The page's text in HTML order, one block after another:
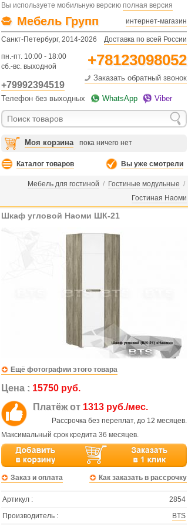
Вы используете мобильную версию полная версия
Мебель Групп интернет-магазин
Санкт-Петербург, 2014-2026 Доставка по всей России
пн.-пт. 10:00 - 18:00
сб.-вс. выходной
+78123098052
+79992394519
Заказать обратный звонок
Телефон без выходных WhatsApp Viber
Моя корзина пока ничего нет
Каталог товаров Вы уже смотрели
Мебель для гостиной / Гостиные модульные /
Гостиная Наоми
Шкаф угловой Наоми ШК-21
Ещё фотографии этого товара
Цена : 15750 руб.
Платёж от 1313 руб./мес.
Рассрочка без переплат, до 12 месяцев.
Максимальный срок кредита 36 месяцев.
Заказ и оплата Как заказать в рассрочку
Артикул :
2854
Производитель :
BTS